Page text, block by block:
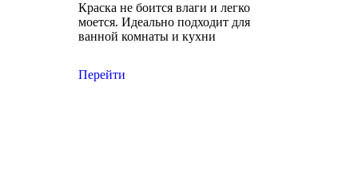
Краска не боится влаги и легко
моется. Идеально подходит для
ванной комнаты и кухни
Перейти